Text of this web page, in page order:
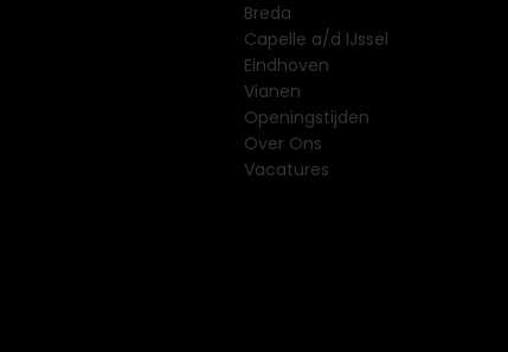
Breda
Capelle a/d IJssel
Eindhoven
Vianen
Openingstijden
Over Ons
Vacatures